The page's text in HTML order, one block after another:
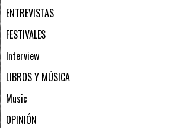
ENTREVISTAS
FESTIVALES
Interview
LIBROS Y MÚSICA
Music
OPINIÓN